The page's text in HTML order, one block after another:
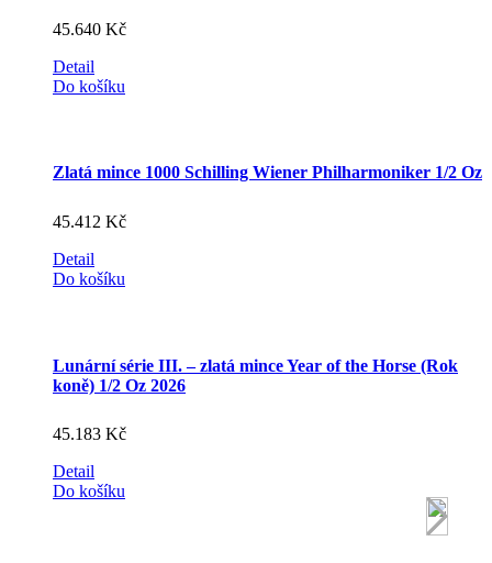
45.640 Kč
Detail
Do košíku
Zlatá mince 1000 Schilling Wiener Philharmoniker 1/2 Oz
45.412 Kč
Detail
Do košíku
Lunární série III. – zlatá mince Year of the Horse (Rok
koně) 1/2 Oz 2026
45.183 Kč
Detail
Do košíku